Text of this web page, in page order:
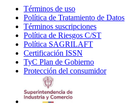
Términos de uso
in
new
window
Política de Tratamiento de Datos
Términos suscripciones
in
Política de Riesgos C/ST
Política SAGRILAFT
new
window
Certificación ISSN
in
new
TyC Plan de Gobierno
in
Protección del consumidorOpens